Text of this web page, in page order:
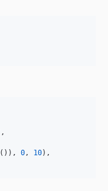
,
()), 0, 10),